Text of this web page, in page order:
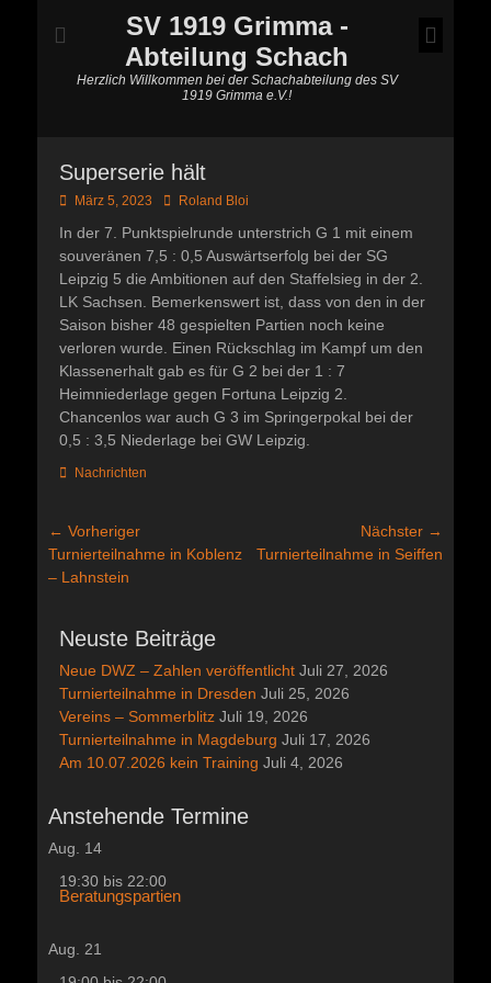
SV 1919 Grimma -
Abteilung Schach
Herzlich Willkommen bei der Schachabteilung des SV
1919 Grimma e.V.!
Superserie hält
Posted
März 5, 2023 AutorRoland Bloi
In der 7. Punktspielrunde unterstrich G 1 mit einem
souveränen 7,5 : 0,5 Auswärtserfolg bei der SG
Leipzig 5 die Ambitionen auf den Staffelsieg in der 2.
LK Sachsen. Bemerkenswert ist, dass von den in der
Saison bisher 48 gespielten Partien noch keine
verloren wurde. Einen Rückschlag im Kampf um den
Klassenerhalt gab es für G 2 bei der 1 : 7
Heimniederlage gegen Fortuna Leipzig 2.
Chancenlos war auch G 3 im Springerpokal bei der
0,5 : 3,5 Niederlage bei GW Leipzig.
Kategorien
Nachrichten
Beitragsnavigation
← Vorheriger
Vorheriger
Beitrag:
Turnierteilnahme in Koblenz
– Lahnstein
Nächster →
Nächster
Turnierteilnahme in Seiffen
Neuste Beiträge
Neue DWZ – Zahlen veröffentlicht Juli 27, 2026
Turnierteilnahme in Dresden Juli 25, 2026
Vereins – Sommerblitz Juli 19, 2026
Turnierteilnahme in Magdeburg Juli 17, 2026
Am 10.07.2026 kein Training Juli 4, 2026
Anstehende Termine
Aug. 14
19:30 bis 22:00
Beratungspartien
Aug. 21